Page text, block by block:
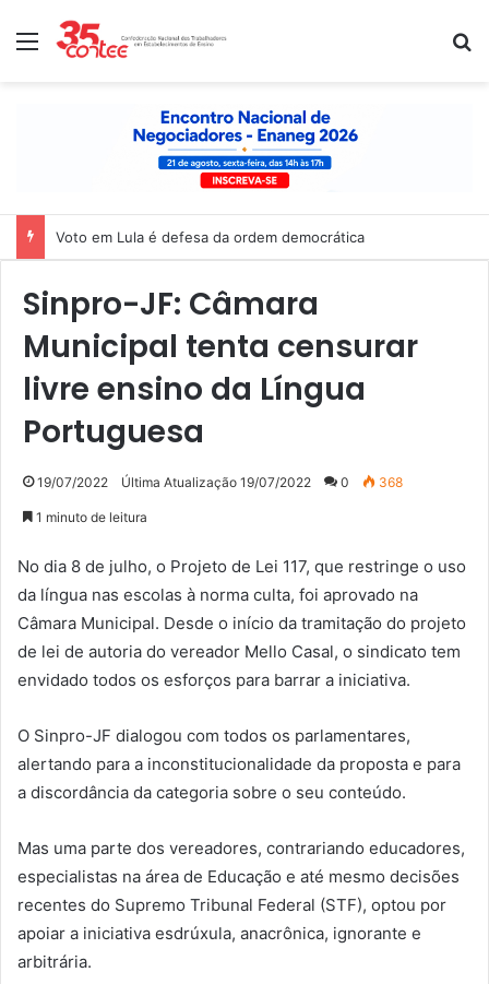
Menu
Voto em Lula é defesa da ordem democrática
Sinpro-JF: Câmara
Municipal tenta censurar
livre ensino da Língua
Portuguesa
19/07/2022 Última Atualização 19/07/2022 0 368
1 minuto de leitura
No dia 8 de julho, o Projeto de Lei 117, que restringe o uso
da língua nas escolas à norma culta, foi aprovado na
Câmara Municipal. Desde o início da tramitação do projeto
de lei de autoria do vereador Mello Casal, o sindicato tem
envidado todos os esforços para barrar a iniciativa.
O Sinpro-JF dialogou com todos os parlamentares,
alertando para a inconstitucionalidade da proposta e para
a discordância da categoria sobre o seu conteúdo.
Mas uma parte dos vereadores, contrariando educadores,
especialistas na área de Educação e até mesmo decisões
recentes do Supremo Tribunal Federal (STF), optou por
apoiar a iniciativa esdrúxula, anacrônica, ignorante e
arbitrária.